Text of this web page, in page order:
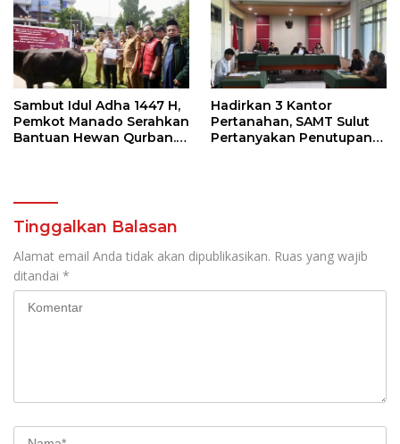
Sambut Idul Adha 1447 H,
Pemkot Manado Serahkan
Bantuan Hewan Qurban.
Hadirkan 3 Kantor
Pertanahan, SAMT Sulut
Pertanyakan Penutupan
Tinggalkan Balasan
Alamat email Anda tidak akan dipublikasikan. Ruas yang wajib
ditandai *